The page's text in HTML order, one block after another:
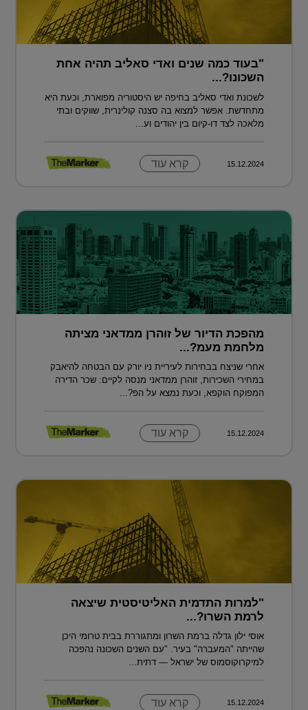
"בעוד כמה שנים ואדי סאליב תהיה אחת
השכונו?...
לשכונת ואדי סאליב בחיפה יש היסטוריה מפוארת, וכעת היא
מתחדשת. אפשר למצוא בה סצנה קולינרית, שווקים ובתי
מלאכה לצד דו-קיום בין יהודים וע...
15.12.2024 קרא עוד
מהפכת הדיור של זוהרן ממדאני מציתה
מלחמת מעמ?...
אחרי שניצח בבחירות לעיריית ניו יורק עם הבטחה להיאבק
במחירי השכירות, זוהרן ממדאני מנסה לקיים: שכר הדירה
המפוקח הוקפא, וכעת נמצא על הפ?...
15.12.2024 קרא עוד
"למרות התדמית האליטיסטית שיצאה
לרמת השרו?...
אוסי ילון גדלה ברמת השרון ומתגוררת בבית טרומי היכן
שהייתה "המעברה" בעיר. "עם השנים השכונה נהפכה
למיקרוקוסמוס של ישראל — דתית...
15.12.2024 קרא עוד